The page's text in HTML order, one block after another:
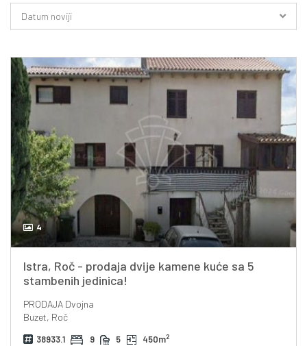
Datum noviji
4
Istra, Roč - prodaja dvije kamene kuće sa 5
stambenih jedinica!
PRODAJADvojna
Buzet, Roč
38933.1 9 5 450m2